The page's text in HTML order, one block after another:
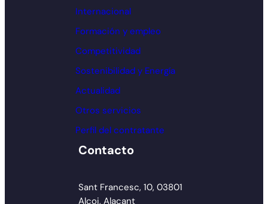
Internacional
Formación y empleo
Competitividad
Sostenibilidad y Energía
Actualidad
Otros servicios
Perfil del contratante
Contacto
Sant Francesc, 10, 03801
Alcoi, Alacant